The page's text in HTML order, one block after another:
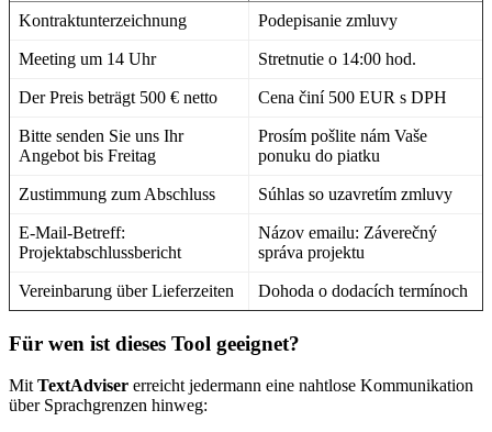
Kontraktunterzeichnung Podepisanie zmluvy
Meeting um 14 Uhr Stretnutie o 14:00 hod.
Der Preis beträgt 500 € netto Cena činí 500 EUR s DPH
Bitte senden Sie uns Ihr
Angebot bis Freitag
Prosím pošlite nám Vaše
ponuku do piatku
Zustimmung zum Abschluss Súhlas so uzavretím zmluvy
E-Mail-Betreff:
Projektabschlussbericht
Názov emailu: Záverečný
správa projektu
Vereinbarung über Lieferzeiten Dohoda o dodacích termínoch
Für wen ist dieses Tool geeignet?
Mit TextAdviser erreicht jedermann eine nahtlose Kommunikation
über Sprachgrenzen hinweg: